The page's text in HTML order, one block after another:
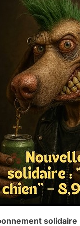
solidaire